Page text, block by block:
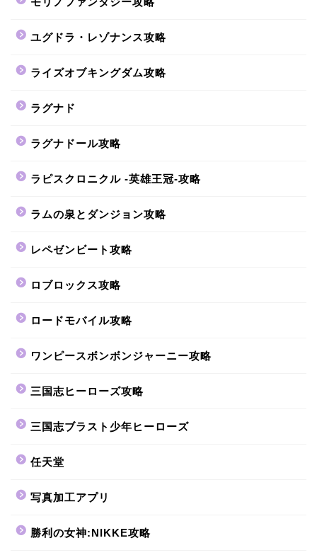
ユグドラ・レゾナンス攻略
ライズオブキングダム攻略
ラグナド
ラグナドール攻略
ラピスクロニクル -英雄王冠-攻略
ラムの泉とダンジョン攻略
レペゼンビート攻略
ロブロックス攻略
ロードモバイル攻略
ワンピースボンボンジャーニー攻略
三国志ヒーローズ攻略
三国志ブラスト少年ヒーローズ
任天堂
写真加工アプリ
勝利の女神:NIKKE攻略